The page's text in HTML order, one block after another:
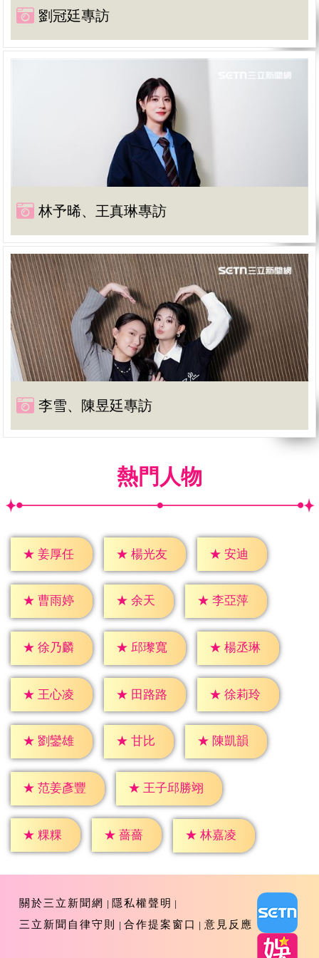
劉冠廷專訪
林予晞、王真琳專訪
李雪、陳昱廷專訪
熱門人物
★ 姜厚任 ★ 楊光友 ★ 安迪
★ 曹雨婷 ★ 余天 ★ 李亞萍
★ 徐乃麟 ★ 邱瓈寬 ★ 楊丞琳
★ 王心凌 ★ 田路路 ★ 徐莉玲
★ 劉鑾雄 ★ 甘比 ★ 陳凱韻
★ 范姜彥豐 ★ 王子邱勝翊
★ 粿粿 ★ 薔薔 ★ 林嘉凌
關於三立新聞網
隱私權聲明
三立新聞自律守則
合作提案窗口 意見反應